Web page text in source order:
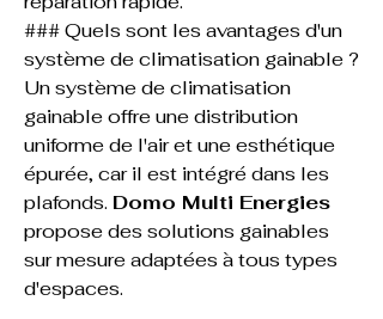
### Quels sont les avantages d'un
système de climatisation gainable ?
Un système de climatisation
gainable offre une distribution
uniforme de l'air et une esthétique
épurée, car il est intégré dans les
plafonds. Domo Multi Energies
propose des solutions gainables
sur mesure adaptées à tous types
d'espaces.